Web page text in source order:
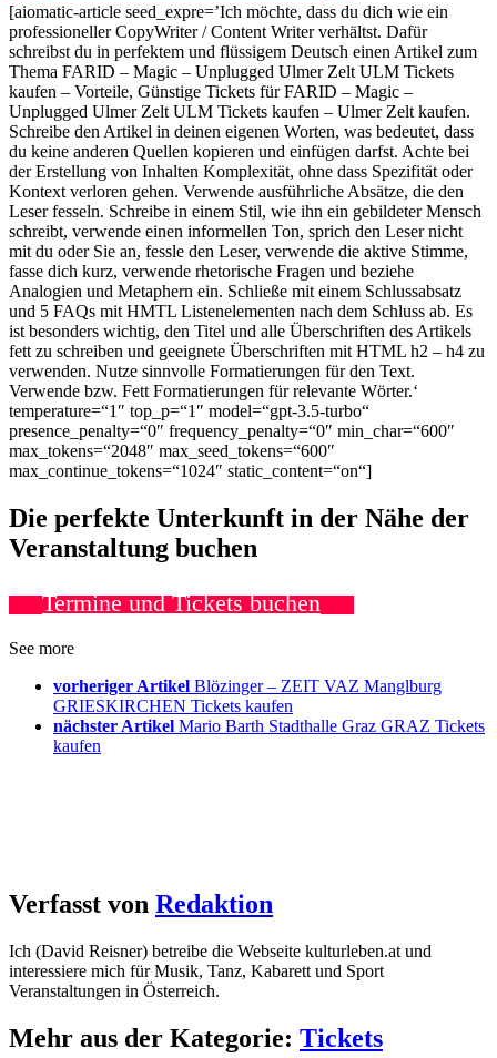
[aiomatic-article seed_expre=’Ich möchte, dass du dich wie ein
professioneller CopyWriter / Content Writer verhältst. Dafür
schreibst du in perfektem und flüssigem Deutsch einen Artikel zum
Thema FARID – Magic – Unplugged Ulmer Zelt ULM Tickets
kaufen – Vorteile, Günstige Tickets für FARID – Magic –
Unplugged Ulmer Zelt ULM Tickets kaufen – Ulmer Zelt kaufen.
Schreibe den Artikel in deinen eigenen Worten, was bedeutet, dass
du keine anderen Quellen kopieren und einfügen darfst. Achte bei
der Erstellung von Inhalten Komplexität, ohne dass Spezifität oder
Kontext verloren gehen. Verwende ausführliche Absätze, die den
Leser fesseln. Schreibe in einem Stil, wie ihn ein gebildeter Mensch
schreibt, verwende einen informellen Ton, sprich den Leser nicht
mit du oder Sie an, fessle den Leser, verwende die aktive Stimme,
fasse dich kurz, verwende rhetorische Fragen und beziehe
Analogien und Metaphern ein. Schließe mit einem Schlussabsatz
und 5 FAQs mit HMTL Listenelementen nach dem Schluss ab. Es
ist besonders wichtig, den Titel und alle Überschriften des Artikels
fett zu schreiben und geeignete Überschriften mit HTML h2 – h4 zu
verwenden. Nutze sinnvolle Formatierungen für den Text.
Verwende bzw. Fett Formatierungen für relevante Wörter.‘
temperature=“1″ top_p=“1″ model=“gpt-3.5-turbo“
presence_penalty=“0″ frequency_penalty=“0″ min_char=“600″
max_tokens=“2048″ max_seed_tokens=“600″
max_continue_tokens=“1024″ static_content=“on“]
Die perfekte Unterkunft in der Nähe der
Veranstaltung buchen
Termine und Tickets buchen
See more
vorheriger Artikel Blözinger – ZEIT VAZ Manglburg
GRIESKIRCHEN Tickets kaufen
nächster Artikel Mario Barth Stadthalle Graz GRAZ Tickets
kaufen
Verfasst von Redaktion
Ich (David Reisner) betreibe die Webseite kulturleben.at und
interessiere mich für Musik, Tanz, Kabarett und Sport
Veranstaltungen in Österreich.
Mehr aus der Kategorie: Tickets